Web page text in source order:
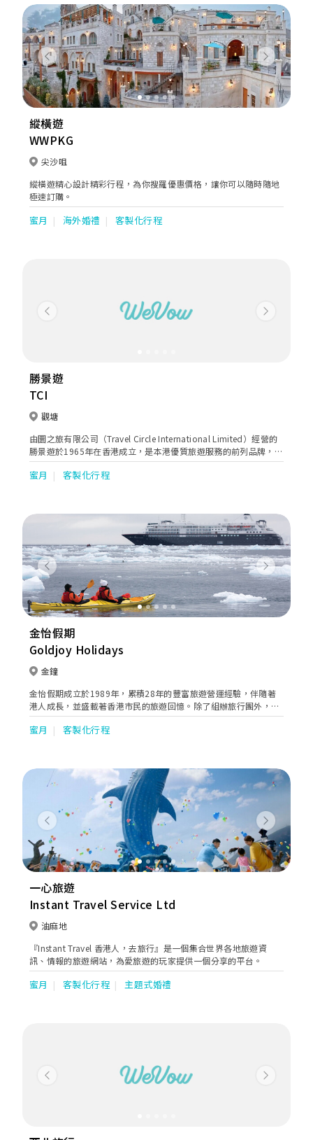
來賓旅程，一一代辦，目的只為您能擁有屬於自己風格的海外婚
旅。
Previous Next
縱橫遊
WWPKG
尖沙咀
縱橫遊精心設計精彩行程，為你搜羅優惠價格，讓你可以隨時隨地
極速訂購。
蜜月 海外婚禮 客製化行程
Previous Next
勝景遊
TCI
觀塘
由圜之旅有限公司（Travel Circle International Limited）經營的
勝景遊於1965年在香港成立，是本港優質旅遊服務的前列品牌，在
超過50年的歷史中，我們憑藉資深旅遊業專才的經驗與熱誠，為客
戶提供獨特完美的旅遊體驗。
蜜月 客製化行程
Previous Next
金怡假期
Goldjoy Holidays
金鐘
金怡假期成立於1989年，累積28年的豐富旅遊營運經驗，伴隨著
港人成長，並盛載著香港市民的旅遊回憶。除了組辦旅行團外，我
們亦不斷提升服務質素及提供多元化的旅遊服務，如郵輪旅遊、遊
學團及獨立組團服務，為顧客度身訂造各式各樣的旅行團。憑著我
蜜月 客製化行程
Previous Next
一心旅遊
Instant Travel Service Ltd
油麻地
『Instant Travel 香港人，去旅行』是一個集合世界各地旅遊資
訊、情報的旅遊網站，為愛旅遊的玩家提供一個分享的平台。
蜜月 客製化行程 主題式婚禮
Previous Next